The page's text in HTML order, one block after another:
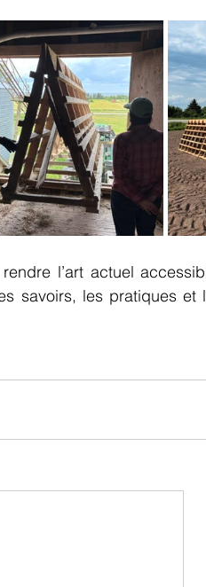
l’art actuel
savoirs, les pratiques et